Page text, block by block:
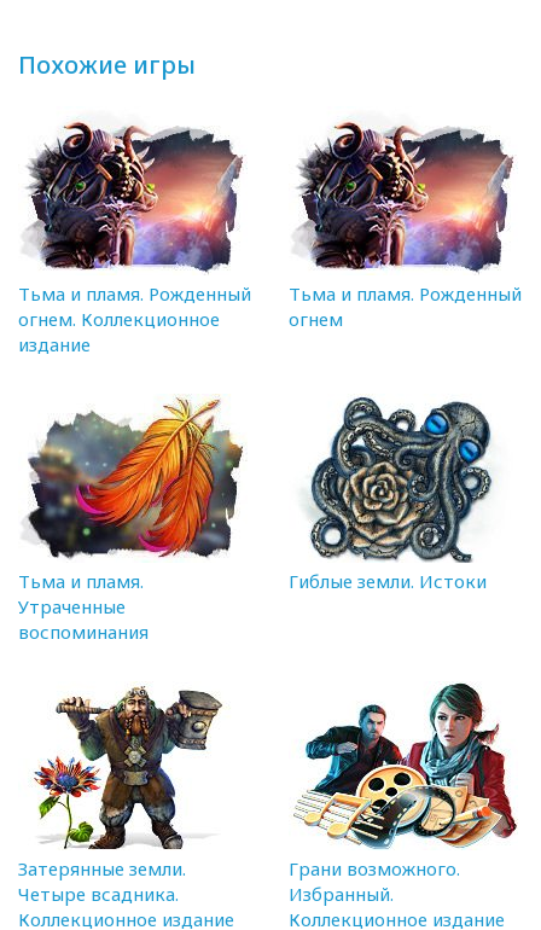
Похожие игры
Тьма и пламя. Рожденный
огнем. Коллекционное
издание
Тьма и пламя. Рожденный
огнем
Тьма и пламя.
Утраченные
воспоминания
Гиблые земли. Истоки
Затерянные земли.
Четыре всадника.
Коллекционное издание
Грани возможного.
Избранный.
Коллекционное издание